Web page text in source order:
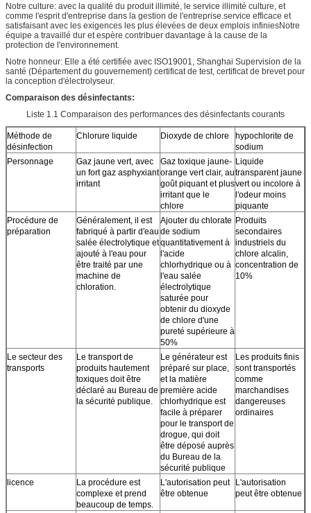
Notre culture: avec la qualité du produit illimité, le service illimité culture, et
comme l'esprit d'entreprise dans la gestion de l'entreprise.service efficace et
satisfaisant avec les exigences les plus élevées de deux emplois infiniesNotre
équipe a travaillé dur et espère contribuer davantage à la cause de la
protection de l'environnement.
Notre honneur: Elle a été certifiée avec ISO19001, Shanghai Supervision de la
santé (Département du gouvernement) certificat de test, certificat de brevet pour
la conception d'électrolyseur.
Comparaison des désinfectants:
Liste 1.1 Comparaison des performances des désinfectants courants
Méthode de
désinfection
Chlorure liquide Dioxyde de chlore
hypochlorite de
sodium
Personnage
Gaz jaune vert, avec
un fort gaz asphyxiant
irritant
Gaz toxique jaune-
orange vert clair, au
goût piquant et plus
irritant que le
chlore
Liquide
transparent jaune
vert ou incolore à
l'odeur moins
piquante
Procédure de
préparation
Généralement, il est
fabriqué à partir d'eau
salée électrolytique et
ajouté à l'eau pour
être traité par une
machine de
chloration.
Ajouter du chlorate
de sodium
quantitativement à
l'acide
chlorhydrique ou à
l'eau salée
électrolytique
saturée pour
obtenir du dioxyde
de chlore d'une
pureté supérieure à
50%
Produits
secondaires
industriels du
chlore alcalin,
concentration de
10%
Le secteur des
transports
Le transport de
produits hautement
toxiques doit être
déclaré au Bureau de
la sécurité publique.
Le générateur est
préparé sur place,
et la matière
première acide
chlorhydrique est
facile à préparer
pour le transport de
drogue, qui doit
être déposé auprès
du Bureau de la
sécurité publique
Les produits finis
sont transportés
comme
marchandises
dangereuses
ordinaires
licence
La procédure est
complexe et prend
beaucoup de temps.
L'autorisation peut
être obtenue
L'autorisation
peut être obtenue